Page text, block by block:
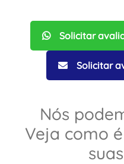
Solicitar
Solicitar
Nós
Veja como